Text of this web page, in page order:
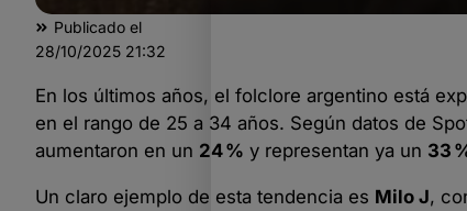
Publicado el
28/10/2025 21:32
En los últimos años, el folclore argentino está
en el rango de 25 a 34 años. Según datos de
aumentaron en un 24 % y representan ya un 33
Un claro ejemplo de esta tendencia es Milo J,